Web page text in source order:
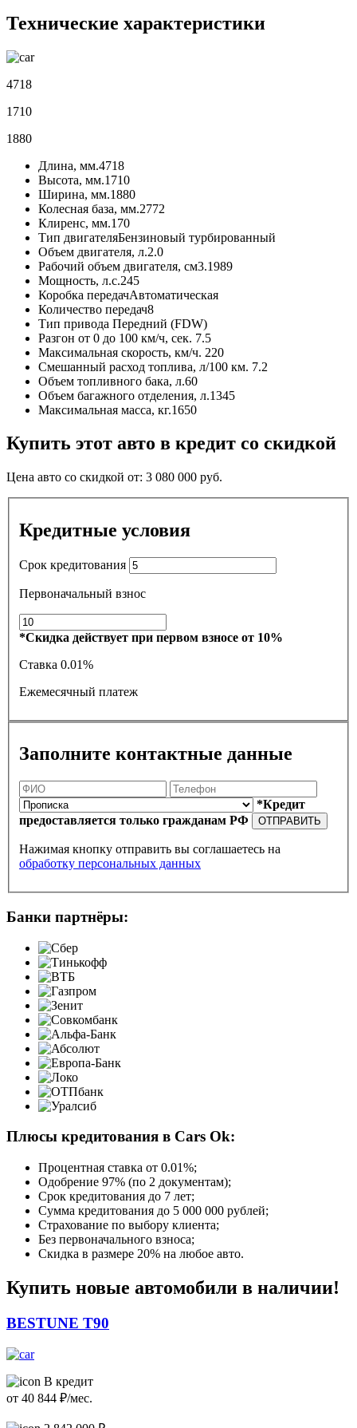
Технические характеристики
4718
1710
1880
Длина, мм.4718
Высота, мм.1710
Ширина, мм.1880
Колесная база, мм.2772
Клиренс, мм.170
Тип двигателяБензиновый турбированный
Объем двигателя, л.2.0
Рабочий объем двигателя, см3.1989
Мощность, л.с.245
Коробка передачАвтоматическая
Количество передач8
Тип привода Передний (FDW)
Разгон от 0 до 100 км/ч, сек. 7.5
Максимальная скорость, км/ч. 220
Смешанный расход топлива, л/100 км. 7.2
Объем топливного бака, л.60
Объем багажного отделения, л.1345
Максимальная масса, кг.1650
Купить этот авто в кредит со скидкой
Цена авто со скидкой от: 3 080 000 руб.
Кредитные условия
Срок кредитования
Первоначальный взнос
*Скидка действует при первом взносе от 10%
Ставка 0.01%
Ежемесячный платеж
Заполните контактные данные
*Кредит
предоставляется только гражданам РФ
ОТПРАВИТЬ
Нажимая кнопку отправить вы соглашаетесь на
обработку персональных данных
Банки партнёры:
Плюсы кредитования в Cars Ok:
Процентная ставка от 0.01%;
Одобрение 97% (по 2 документам);
Срок кредитования до 7 лет;
Сумма кредитования до 5 000 000 рублей;
Страхование по выбору клиента;
Без первоначального взноса;
Скидка в размере 20% на любое авто.
Купить новые автомобили в наличии!
BESTUNE T90
В кредит
от 40 844 ₽/мес.